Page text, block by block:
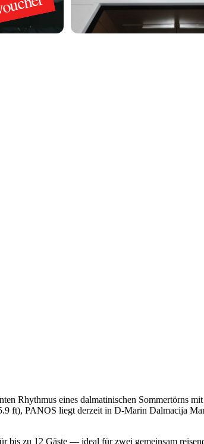
Rhythmus eines dalmatinischen Sommertörns
ft), PANOS liegt derzeit in D-Marin Dalmacija
zu 12 Gäste — ideal für zwei gemeinsam